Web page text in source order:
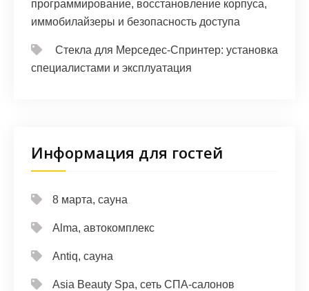
программирование, восстановление корпуса,
иммобилайзеры и безопасность доступа
Стекла для Мерседес-Спринтер: установка
специалистами и эксплуатация
Информация для гостей
8 марта, сауна
Alma, автокомплекс
Antiq, сауна
Asia Beauty Spa, сеть СПА-салонов